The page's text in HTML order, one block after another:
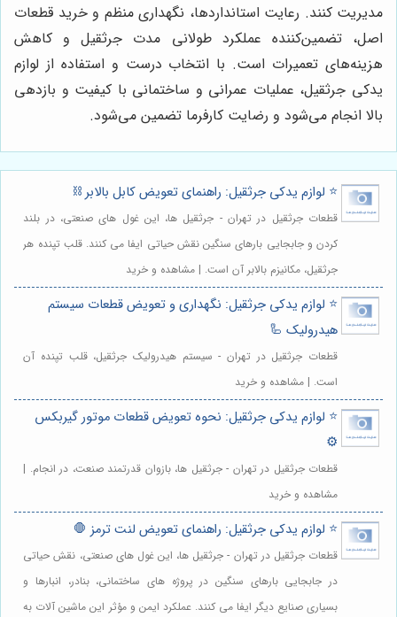
مدیریت کنند. رعایت استانداردها، نگهداری منظم و خرید قطعات
اصل، تضمین‌کننده عملکرد طولانی مدت جرثقیل و کاهش
هزینه‌های تعمیرات است. با انتخاب درست و استفاده از لوازم
یدکی جرثقیل، عملیات عمرانی و ساختمانی با کیفیت و بازدهی
بالا انجام می‌شود و رضایت کارفرما تضمین می‌شود.
⭐️ لوازم یدکی جرثقیل: راهنمای تعویض کابل بالابر ⛓️
قطعات جرثقیل در تهران - جرثقیل ها، این غول های صنعتی، در بلند
کردن و جابجایی بارهای سنگین نقش حیاتی ایفا می کنند. قلب تپنده هر
جرثقیل، مکانیزم بالابر آن است. | مشاهده و خرید
⭐️ لوازم یدکی جرثقیل: نگهداری و تعویض قطعات سیستم
هیدرولیک 🦾
قطعات جرثقیل در تهران - سیستم هیدرولیک جرثقیل، قلب تپنده آن
است. | مشاهده و خرید
⭐️ لوازم یدکی جرثقیل: نحوه تعویض قطعات موتور گیربکس
⚙️
قطعات جرثقیل در تهران - جرثقیل ها، بازوان قدرتمند صنعت، در انجام. |
مشاهده و خرید
⭐️ لوازم یدکی جرثقیل: راهنمای تعویض لنت ترمز 🛑
قطعات جرثقیل در تهران - جرثقیل ها، این غول های صنعتی، نقش حیاتی
در جابجایی بارهای سنگین در پروژه های ساختمانی، بنادر، انبارها و
بسیاری صنایع دیگر ایفا می کنند. عملکرد ایمن و مؤثر این ماشین آلات به